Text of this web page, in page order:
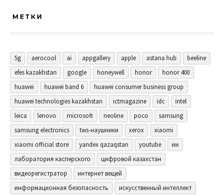
МЕТКИ
5g aerocool ai appgallery apple astana hub
beeline
efes kazakhstan
google honeywell honor
honor 400
huawei
huawei band 6
huawei consumer business group
huawei technologies kazakhstan
ictmagazine idc
intel
leica
lenovo microsoft neoline poco
samsung
samsung electronics
tws-наушники xerox
xiaomi
xiaomi official store
yandex qazaqstan youtube
ии
лаборатория касперского
цифровой казахстан
видеорегистратор
интернет вещей
информационная безопасность
искусственный интеллект